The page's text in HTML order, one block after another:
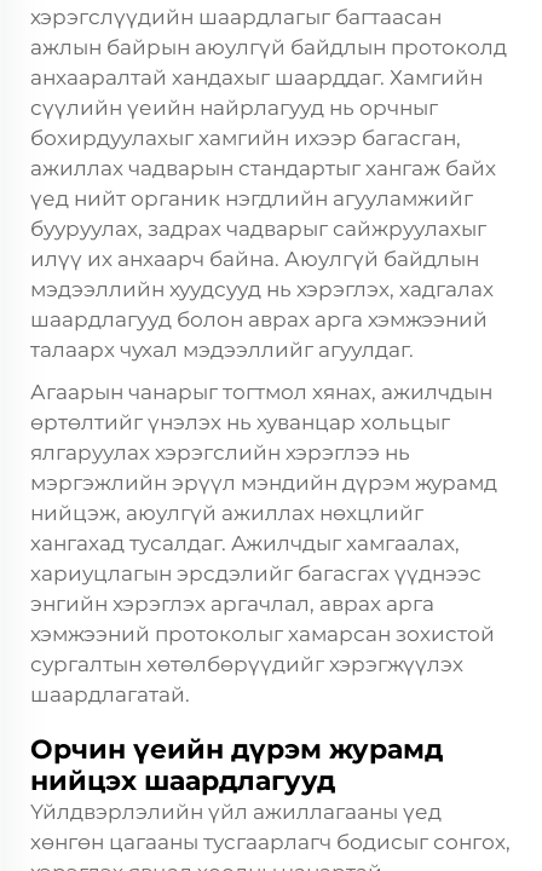
хэрэгслүүдийн шаардлагыг багтаасан
ажлын байрын аюулгүй байдлын протоколд
анхааралтай хандахыг шаарддаг. Хамгийн
сүүлийн үеийн найрлагууд нь орчныг
бохирдуулахыг хамгийн ихээр багасган,
ажиллах чадварын стандартыг хангаж байх
үед нийт органик нэгдлийн агууламжийг
бууруулах, задрах чадварыг сайжруулахыг
илүү их анхаарч байна. Аюулгүй байдлын
мэдээллийн хуудсууд нь хэрэглэх, хадгалах
шаардлагууд болон аврах арга хэмжээний
талаарх чухал мэдээллийг агуулдаг.
Агаарын чанарыг тогтмол хянах, ажилчдын
өртөлтийг үнэлэх нь хуванцар хольцыг
ялгаруулах хэрэгслийн хэрэглээ нь
мэргэжлийн эрүүл мэндийн дүрэм журамд
нийцэж, аюулгүй ажиллах нөхцлийг
хангахад тусалдаг. Ажилчдыг хамгаалах,
хариуцлагын эрсдэлийг багасгах үүднээс
энгийн хэрэглэх аргачлал, аврах арга
хэмжээний протоколыг хамарсан зохистой
сургалтын хөтөлбөрүүдийг хэрэгжүүлэх
шаардлагатай.
Орчин үеийн дүрэм журамд
нийцэх шаардлагууд
Үйлдвэрлэлийн үйл ажиллагааны үед
хөнгөн цагааны тусгаарлагч бодисыг сонгох,